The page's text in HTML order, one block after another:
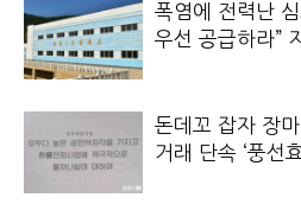
폭염에 전력난
우선 공급하라”
돈데꼬 잡자 장
거래 단속 ‘풍선